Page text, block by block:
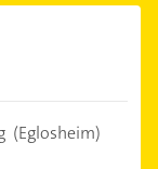
(Eglosheim)